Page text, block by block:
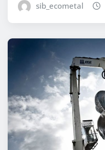
sib_ecometal